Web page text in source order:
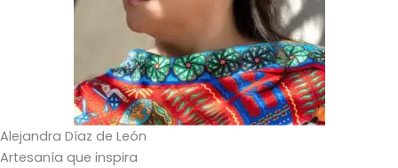
Alejandra Díaz de León
Artesanía que inspira